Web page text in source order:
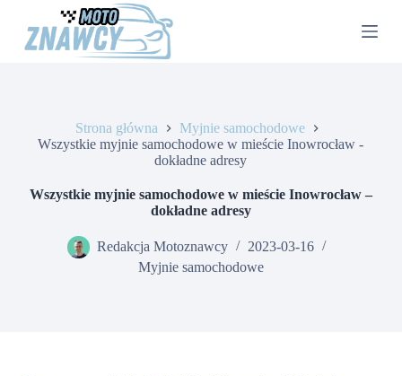
Strona główna
Myjnie samochodowe
Wszystkie myjnie samochodowe w mieście Inowrocław -
dokładne adresy
Wszystkie myjnie samochodowe w mieście Inowrocław –
dokładne adresy
Redakcja Motoznawcy
2023-03-16
Myjnie samochodowe